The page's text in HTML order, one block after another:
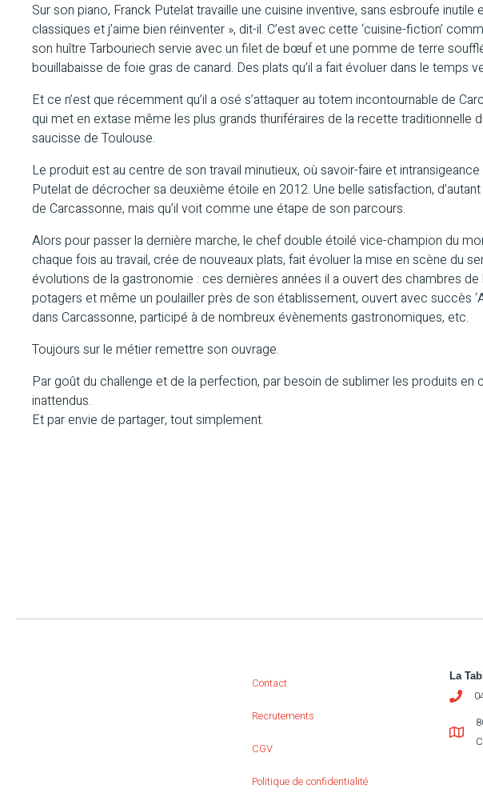
Sur son piano, Franck Putelat travaille une cuisine inventive, sans esbroufe
classiques et j’aime bien réinventer », dit-il. C’est avec cette ‘cuisine-fiction’
son huître Tarbouriech servie avec un filet de bœuf et une pomme de terre
bouillabaisse de foie gras de canard. Des plats qu’il a fait évoluer dans le temps
Et ce n’est que récemment qu’il a osé s’attaquer au totem incontournable de
qui met en extase même les plus grands thuriféraires de la recette traditionnelle
saucisse de Toulouse.
Le produit est au centre de son travail minutieux, où savoir-faire et
Putelat de décrocher sa deuxième étoile en 2012. Une belle satisfaction, d’autant
de Carcassonne, mais qu’il voit comme une étape de son parcours.
Alors pour passer la dernière marche, le chef double étoilé vice-champion du
chaque fois au travail, crée de nouveaux plats, fait évoluer la mise en scène du
évolutions de la gastronomie : ces dernières années il a ouvert des chambres
potagers et même un poulailler près de son établissement, ouvert avec succès
dans Carcassonne, participé à de nombreux évènements gastronomiques, etc.
Toujours sur le métier remettre son ouvrage.
Par goût du challenge et de la perfection, par besoin de sublimer les produits en
inattendus.
Et par envie de partager, tout simplement.
Contact
Recrutements
CGV
Politique de confidentialité
La